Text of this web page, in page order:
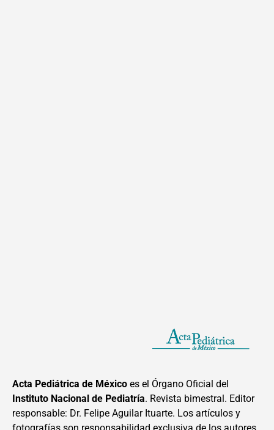
Acta Pediátrica de México es el Órgano Oficial del
Instituto Nacional de Pediatría. Revista bimestral. Editor
responsable: Dr. Felipe Aguilar Ituarte. Los artículos y
fotografías son responsabilidad exclusiva de los autores.